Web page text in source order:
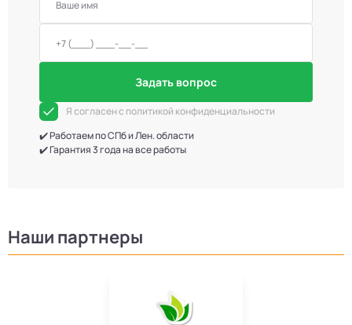
Задать вопрос
Я согласен с политикой конфиденциальности
✔️ Работаем по СПб и Лен. области
✔️ Гарантия 3 года на все работы
Наши партнеры